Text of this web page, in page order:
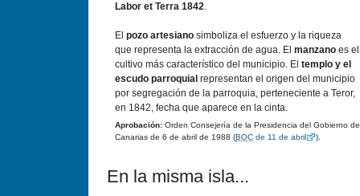
Labor et Terra 1842.
El pozo artesiano simboliza el esfuerzo y la riqueza
que representa la extracción de agua. El manzano es el
cultivo más caracterí­stico del municipio. El templo y el
escudo parroquial representan el origen del municipio
por segregación de la parroquia, perteneciente a Teror,
en 1842, fecha que aparece en la cinta.
Aprobación: Orden Consejerí­a de la Presidencia del Gobierno de
Canarias de 6 de abril de 1988 (BOC de 11 de abril ).
En la misma isla...